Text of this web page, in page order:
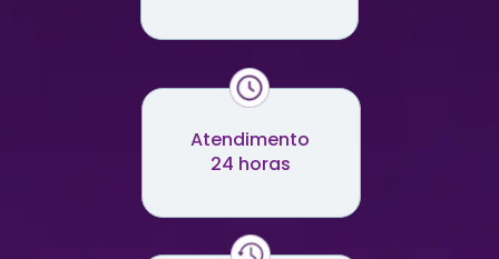
Atendimento
24 horas